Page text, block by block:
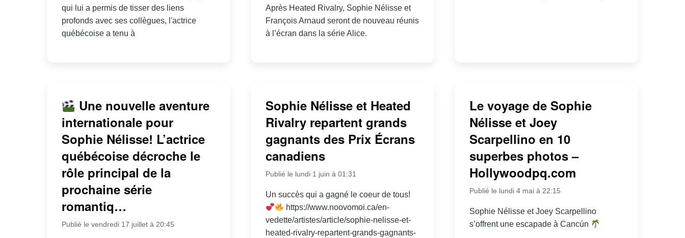
qui lui a permis de tisser des liens
profonds avec ses collègues, l'actrice
québécoise a tenu à
Après Heated Rivalry, Sophie Nélisse et
François Arnaud seront de nouveau réunis
à l’écran dans la série Alice.
Une nouvelle aventure
internationale pour
Sophie Nélisse! L’actrice
québécoise décroche le
rôle principal de la
prochaine série
romantiq…
Publié le vendredi 17 juillet à 20:45
Sophie Nélisse et Heated
Rivalry repartent grands
gagnants des Prix Écrans
canadiens
Publié le lundi 1 juin à 01:31
Un succès qui a gagné le coeur de tous!
https://www.noovomoi.ca/en-
vedette/artistes/article/sophie-nelisse-et-
heated-rivalry-repartent-grands-gagnants-
Le voyage de Sophie
Nélisse et Joey
Scarpellino en 10
superbes photos –
Hollywoodpq.com
Publié le lundi 4 mai à 22:15
Sophie Nélisse et Joey Scarpellino
s’offrent une escapade à Cancún